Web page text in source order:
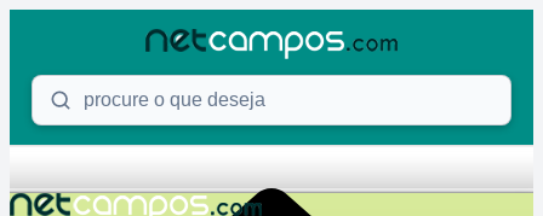
Procure o que deseja